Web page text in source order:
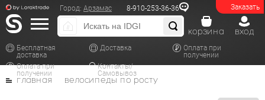
Заказать
Город: Арзамас 8-910-253-36-36
Бесплатная
доставка
Доставка
Оплата при
получении
Оплата при
получении
Контакты/
Самовывоз
вход
корзина
главная велосипеды по росту